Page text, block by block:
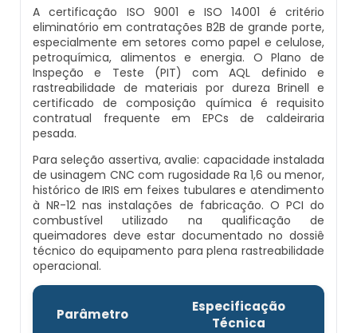
Comprar Caldeira
Controle E Automação De Caldeiras
Curso De Segurança Na Operação De
Caldeiras
Curso Operação De Caldeira
Curso Treinamento De Segurança Na
Operação De Caldeiras
Economizador Para Caldeiras
Empresa De Serviços Caldeiraria
Tubulação
Inspeção Em Caldeiras
Inspeção Em Caldeiras Aquatubulares
Inspeção Inicial Em Caldeiras
Inspeção Nas Caldeiras
Inspeção Periodica Em Caldeiras
Manutenção E Inspeção De Caldeiras
Plano De Inspeção De Caldeiras
Montagem De Caldeiras A Vapor
Montagem De Caldeiras Preço
Montagem De Caldeiras A Gás
Montagem De Caldeiras A Lenha
Montagem De Caldeiras A Pellets
Montagem De Caldeiras De Aquecimento
Montagem De Caldeiras Empresa
Preço Montagem De Caldeira A Gás
Distribuidor De Caldeira A Vapor
Empresa De Caldeira A Vapor
Fabrica De Caldeira A Vapor
Fabricante De Caldeira A Vapor
Ferro Com Caldeira A Vapor
Fornecedor De Caldeira A Vapor
Onde Comprar Caldeira A Vapor
Peças Para Caldeira A Vapor
Peças Para Caldeira A Gás
Queimador De Caldeira A Gás
Queimador Para Caldeira A Gás
Serviço De Manutenção Caldeira A Gás
Valor Caldeira A Gás
Venda Caldeira A Gás
Peças De Caldeiras
Melhor Caldeira Gás Natural
A certificação ISO 9001 e ISO 14001 é critério
eliminatório em contratações B2B de grande porte,
especialmente em setores como papel e celulose,
petroquímica, alimentos e energia. O Plano de
Inspeção e Teste (PIT) com AQL definido e
rastreabilidade de materiais por dureza Brinell e
certificado de composição química é requisito
contratual frequente em EPCs de caldeiraria
pesada.
Para seleção assertiva, avalie: capacidade instalada
de usinagem CNC com rugosidade Ra 1,6 ou menor,
histórico de IRIS em feixes tubulares e atendimento
à NR-12 nas instalações de fabricação. O PCI do
combustível utilizado na qualificação de
queimadores deve estar documentado no dossiê
técnico do equipamento para plena rastreabilidade
operacional.
Parâmetro
Especificação
Técnica